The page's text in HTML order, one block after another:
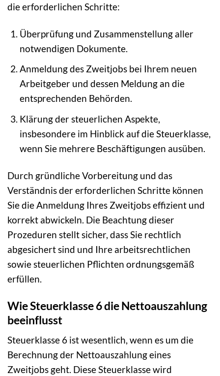
die erforderlichen Schritte:
Überprüfung und Zusammenstellung aller
notwendigen Dokumente.
Anmeldung des Zweitjobs bei Ihrem neuen
Arbeitgeber und dessen Meldung an die
entsprechenden Behörden.
Klärung der steuerlichen Aspekte,
insbesondere im Hinblick auf die Steuerklasse,
wenn Sie mehrere Beschäftigungen ausüben.
Durch gründliche Vorbereitung und das
Verständnis der erforderlichen Schritte können
Sie die Anmeldung Ihres Zweitjobs effizient und
korrekt abwickeln. Die Beachtung dieser
Prozeduren stellt sicher, dass Sie rechtlich
abgesichert sind und Ihre arbeitsrechtlichen
sowie steuerlichen Pflichten ordnungsgemäß
erfüllen.
Wie Steuerklasse 6 die Nettoauszahlung
beeinflusst
Steuerklasse 6 ist wesentlich, wenn es um die
Berechnung der Nettoauszahlung eines
Zweitjobs geht. Diese Steuerklasse wird